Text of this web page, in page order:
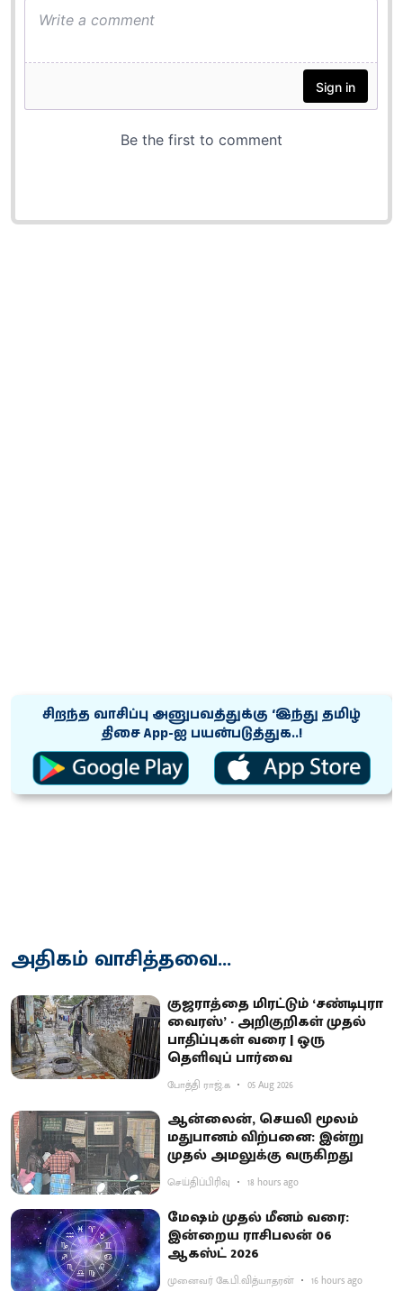
சிறந்த வாசிப்பு அனுபவத்துக்கு ‘இந்து தமிழ்
திசை App-ஐ பயன்படுத்துக..!
அதிகம் வாசித்தவை...
குஜராத்தை மிரட்டும் ‘சண்டிபுரா
வைரஸ்’ - அறிகுறிகள் முதல்
பாதிப்புகள் வரை | ஒரு
தெளிவுப் பார்வை
போத்தி ராஜ்.க 05 Aug 2026
ஆன்லைன், செயலி மூலம்
மதுபானம் விற்பனை: இன்று
முதல் அமலுக்கு வருகிறது
செய்திப்பிரிவு 18 hours ago
மேஷம் முதல் மீனம் வரை:
இன்றைய ராசிபலன் 06
ஆகஸ்ட் 2026
முனைவர் கே.பி.வித்யாதரன் 16 hours ago